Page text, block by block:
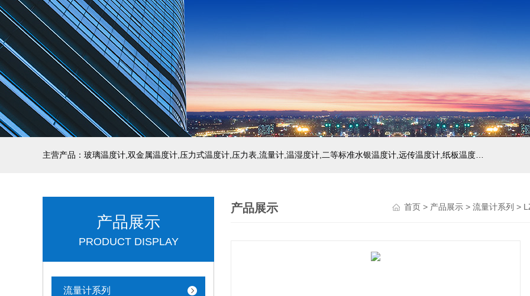
产品展示
PRODUCT DISPLAY
流量计系列
产品展示 首页 > 产品展示 > 流量计系列 >